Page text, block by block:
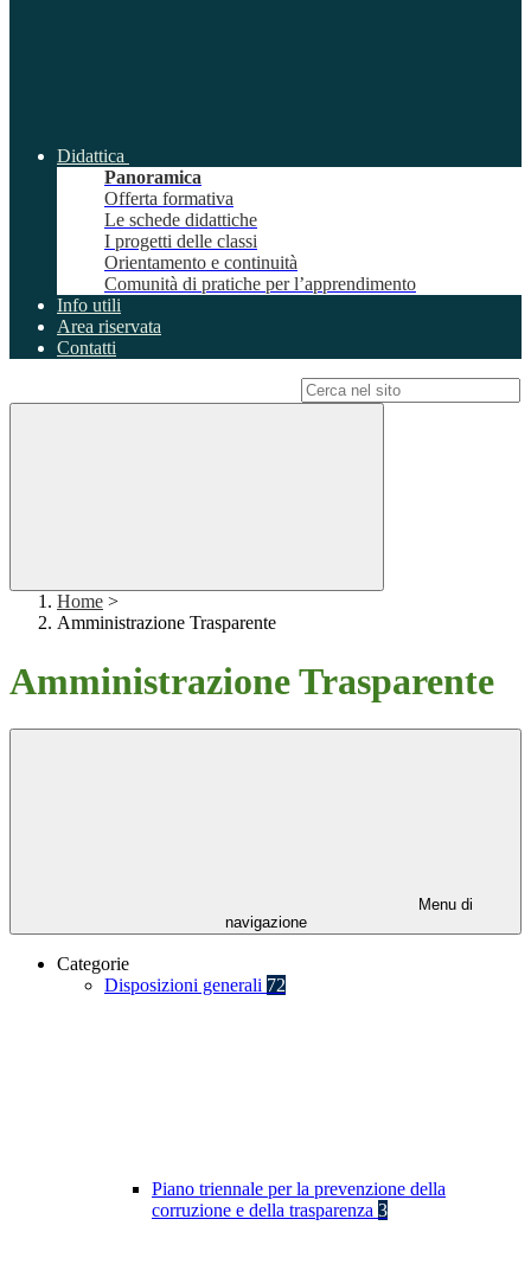
Didattica
Panoramica
Offerta formativa
Le schede didattiche
I progetti delle classi
Orientamento e continuità
Comunità di pratiche per l’apprendimento
Info utili
Area riservata
Contatti
Home >
Amministrazione Trasparente
Amministrazione Trasparente
Menu di
navigazione
Categorie
Disposizioni generali 72
Piano triennale per la prevenzione della
corruzione e della trasparenza 3